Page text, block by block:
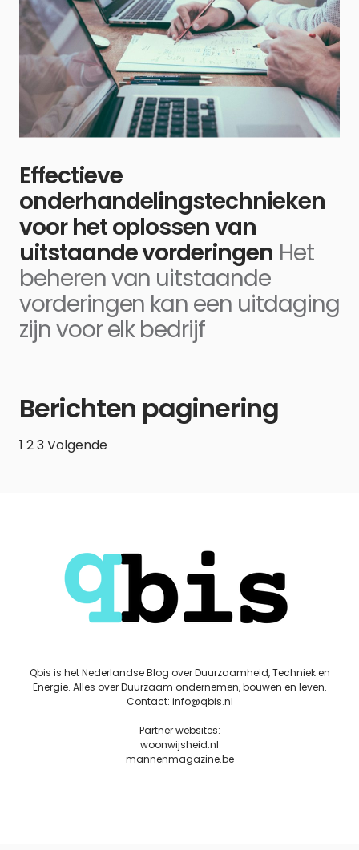
Effectieve
onderhandelingstechnieken
voor het oplossen van
uitstaande vorderingen Het
beheren van uitstaande
vorderingen kan een uitdaging
zijn voor elk bedrijf
Berichten paginering
1 23Volgende
Qbis is het Nederlandse Blog over Duurzaamheid, Techniek en
Energie. Alles over Duurzaam ondernemen, bouwen en leven.
Contact: info@qbis.nl
Partner websites:
woonwijsheid.nl
mannenmagazine.be